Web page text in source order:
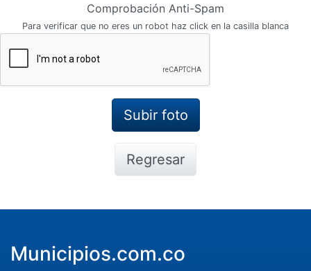
Comprobación Anti-Spam
Para verificar que no eres un robot haz click en la casilla blanca
Regresar
Municipios.com.co